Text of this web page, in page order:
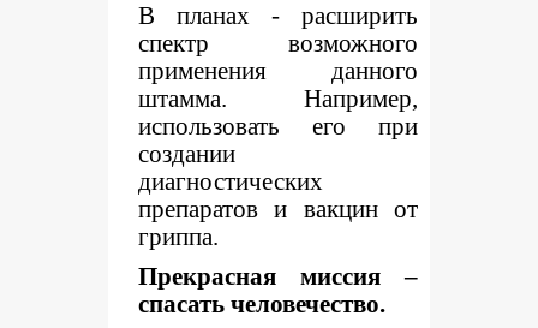
В планах - расширить
спектр возможного
применения данного
штамма. Например,
использовать его при
создании
диагностических
препаратов и вакцин от
гриппа.
Прекрасная миссия –
спасать человечество.